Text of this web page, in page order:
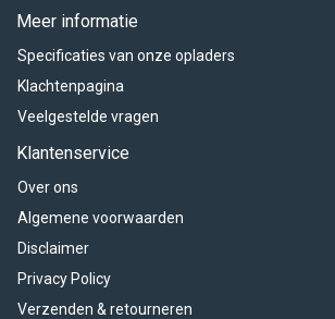
Meer informatie
Specificaties van onze opladers
Klachtenpagina
Veelgestelde vragen
Klantenservice
Over ons
Algemene voorwaarden
Disclaimer
Privacy Policy
Verzenden & retourneren